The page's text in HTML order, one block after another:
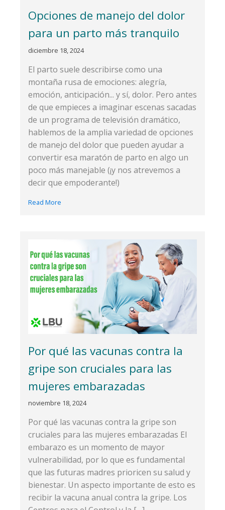
Opciones de manejo del dolor
para un parto más tranquilo
diciembre 18, 2024
El parto suele describirse como una
montaña rusa de emociones: alegría,
emoción, anticipación... y sí, dolor. Pero antes
de que empieces a imaginar escenas sacadas
de un programa de televisión dramático,
hablemos de la amplia variedad de opciones
de manejo del dolor que pueden ayudar a
convertir esa maratón de parto en algo un
poco más manejable (¡y nos atrevemos a
decir que empoderante!)
Read More
Por qué las vacunas contra la
gripe son cruciales para las
mujeres embarazadas
noviembre 18, 2024
Por qué las vacunas contra la gripe son
cruciales para las mujeres embarazadas El
embarazo es un momento de mayor
vulnerabilidad, por lo que es fundamental
que las futuras madres prioricen su salud y
bienestar. Un aspecto importante de esto es
recibir la vacuna anual contra la gripe. Los